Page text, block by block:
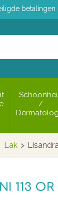
/
Lak >
113